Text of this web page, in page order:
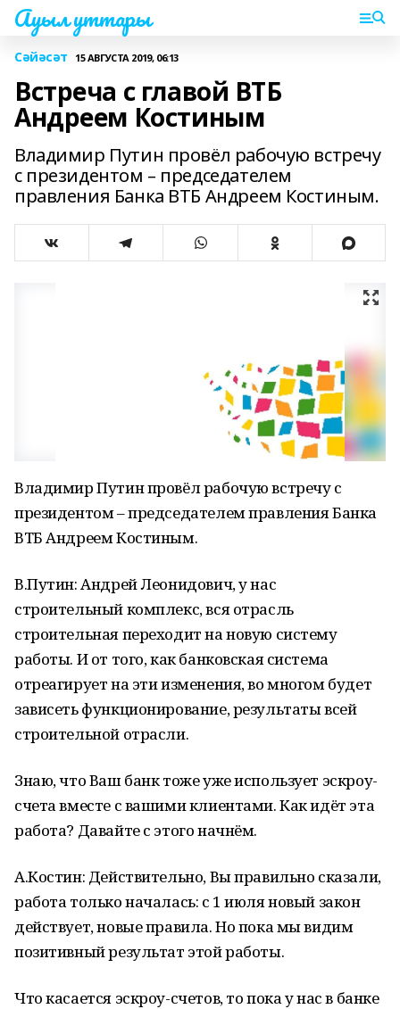
Ауыл уттары
Сәйәсәт 15 АВГУСТА 2019, 06:13
Встреча с главой ВТБ
Андреем Костиным
Владимир Путин провёл рабочую встречу
с президентом – председателем
правления Банка ВТБ Андреем Костиным.
Владимир Путин провёл рабочую встречу с
президентом – председателем правления Банка
ВТБ Андреем Костиным.
В.Путин: Андрей Леонидович, у нас
строительный комплекс, вся отрасль
строительная переходит на новую систему
работы. И от того, как банковская система
отреагирует на эти изменения, во многом будет
зависеть функционирование, результаты всей
строительной отрасли.
Знаю, что Ваш банк тоже уже использует эскроу-
счета вместе с вашими клиентами. Как идёт эта
работа? Давайте с этого начнём.
А.Костин: Действительно, Вы правильно сказали,
работа только началась: с 1 июля новый закон
действует, новые правила. Но пока мы видим
позитивный результат этой работы.
Что касается эскроу-счетов, то пока у нас в банке